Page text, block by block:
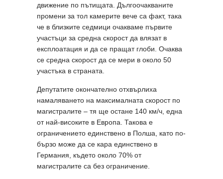
движение по пътищата. Дългоочакваните
промени за тол камерите вече са факт, така
че в близките седмици очакваме първите
участъци за средна скорост да влязат в
експлоатация и да се пращат глоби. Очаква
се средна скорост да се мери в около 50
участъка в страната.
Депутатите окончателно отхвърлиха
намаляването на максималната скорост по
магистралите – тя ще остане 140 км/ч, една
от най-високите в Европа. Такова е
ограничението единствено в Полша, като по-
бързо може да се кара единствено в
Германия, където около 70% от
магистралите са без ограничение.